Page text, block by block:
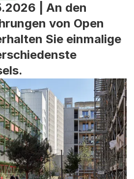
| An den
von Open
Sie einmalige